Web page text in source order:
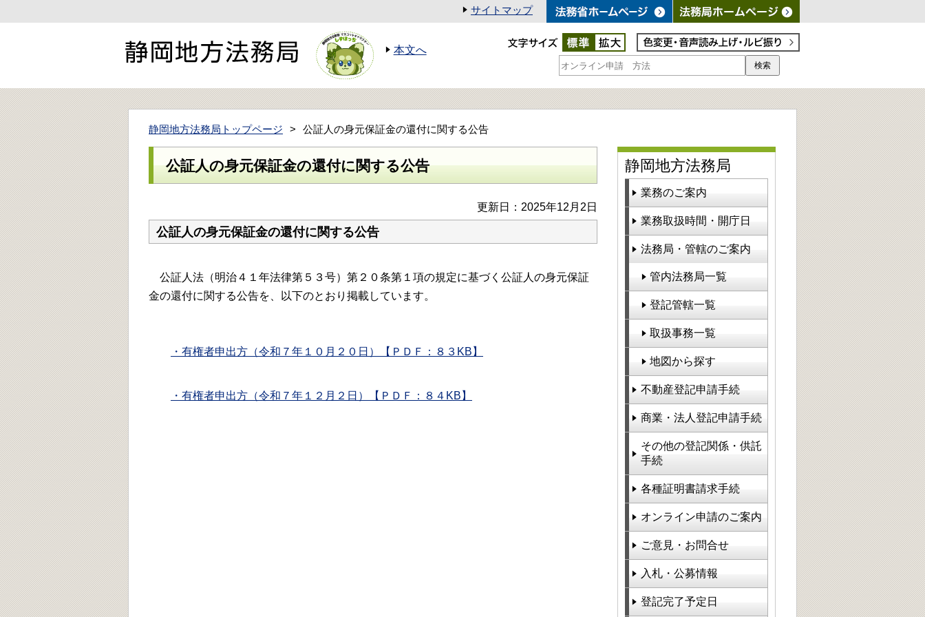
サイトマップ
本文へ
検索
静岡地方法務局トップページ 公証人の身元保証金の還付に関する公告
公証人の身元保証金の還付に関する公告
更新日：2025年12月2日
公証人の身元保証金の還付に関する公告
公証人法（明治４１年法律第５３号）第２０条第１項の規定に基づく公証人の身元保証
金の還付に関する公告を、以下のとおり掲載しています。
・有権者申出方（令和７年１０月２０日）【ＰＤＦ：８３KB】
・有権者申出方（令和７年１２月２日）【ＰＤＦ：８４KB】
静岡地方法務局
業務のご案内
業務取扱時間・開庁日
法務局・管轄のご案内
管内法務局一覧
登記管轄一覧
取扱事務一覧
地図から探す
不動産登記申請手続
商業・法人登記申請手続
その他の登記関係・供託
手続
各種証明書請求手続
オンライン申請のご案内
ご意見・お問合せ
入札・公募情報
登記完了予定日